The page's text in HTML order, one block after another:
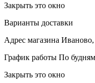
Закрыть это окно
Варианты доставки
Адрес магазина Иваново,
График работы По
Закрыть это окно